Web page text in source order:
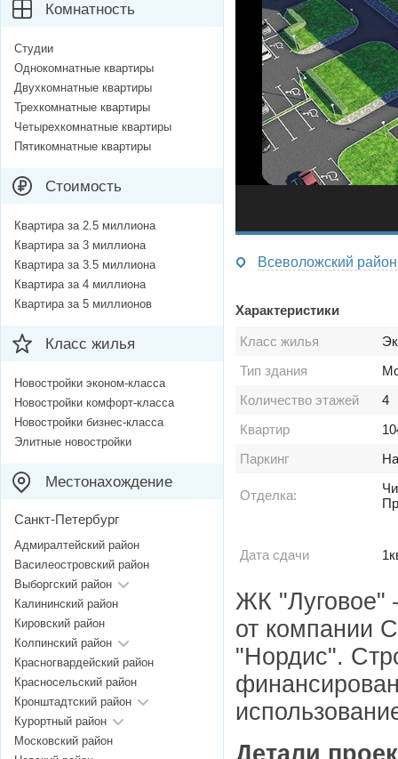
Всеволожский
Характеристики
Класс жилья
Тип здания
Количество этажей
4
Квартир
Паркинг
Отделка:
Дата сдачи
ЖК "Луговое"
от компании
"Нордис".
Детали
Комнатность
Студии
Однокомнатные квартиры
Двухкомнатные квартиры
Трехкомнатные квартиры
Четырехкомнатные квартиры
Пятикомнатные квартиры
Стоимость
Квартира за 2.5 миллиона
Квартира за 3 миллиона
Квартира за 3.5 миллиона
Квартира за 4 миллиона
Квартира за 5 миллионов
Класс жилья
Новостройки эконом-класса
Новостройки комфорт-класса
Новостройки бизнес-класса
Элитные новостройки
Местонахождение
Санкт-Петербург
Адмиралтейский район
Василеостровский район
Выборгский район
Калининский район
Кировский район
Колпинский район
Красногвардейский район
Красносельский район
Кронштадтский район
Курортный район
Московский район